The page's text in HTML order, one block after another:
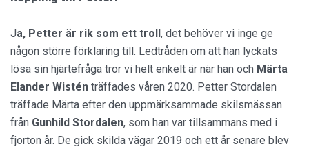
Ja, Petter är rik som ett troll, det behöver vi inge ge
någon större förklaring till. Ledtråden om att han lyckats
lösa sin hjärtefråga tror vi helt enkelt är när han och Märta
Elander Wistén träffades våren 2020. Petter Stordalen
träffade Märta efter den uppmärksammade skilsmässan
från Gunhild Stordalen, som han var tillsammans med i
fjorton år. De gick skilda vägar 2019 och ett år senare blev